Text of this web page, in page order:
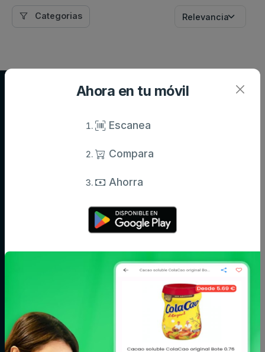
Categorias
Ahora en tu móvil
Escanea
Compara
Ahorra
Supersupers.com
Información actualizada de miles de productos.
refrescos
legumbres y
caramelos y
chocolate
Carne
Cereales y
galletas
Congelados
Conservas,